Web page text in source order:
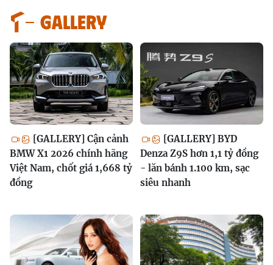
GALLERY
[GALLERY] Cận cảnh
BMW X1 2026 chính hãng
Việt Nam, chốt giá 1,668 tỷ
đồng
[GALLERY] BYD
Denza Z9S hơn 1,1 tỷ đồng
- lăn bánh 1.100 km, sạc
siêu nhanh